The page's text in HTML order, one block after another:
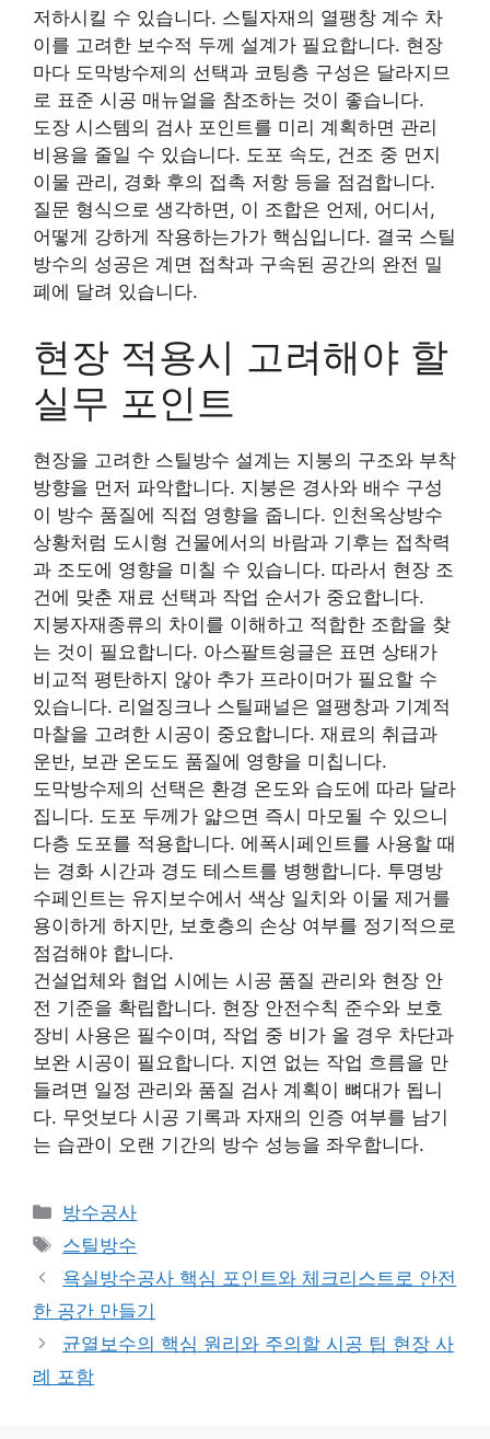
저하시킬 수 있습니다. 스틸자재의 열팽창 계수 차
이를 고려한 보수적 두께 설계가 필요합니다. 현장
마다 도막방수제의 선택과 코팅층 구성은 달라지므
로 표준 시공 매뉴얼을 참조하는 것이 좋습니다.
도장 시스템의 검사 포인트를 미리 계획하면 관리
비용을 줄일 수 있습니다. 도포 속도, 건조 중 먼지
이물 관리, 경화 후의 접촉 저항 등을 점검합니다.
질문 형식으로 생각하면, 이 조합은 언제, 어디서,
어떻게 강하게 작용하는가가 핵심입니다. 결국 스틸
방수의 성공은 계면 접착과 구속된 공간의 완전 밀
폐에 달려 있습니다.
현장 적용시 고려해야 할
실무 포인트
현장을 고려한 스틸방수 설계는 지붕의 구조와 부착
방향을 먼저 파악합니다. 지붕은 경사와 배수 구성
이 방수 품질에 직접 영향을 줍니다. 인천옥상방수
상황처럼 도시형 건물에서의 바람과 기후는 접착력
과 조도에 영향을 미칠 수 있습니다. 따라서 현장 조
건에 맞춘 재료 선택과 작업 순서가 중요합니다.
지붕자재종류의 차이를 이해하고 적합한 조합을 찾
는 것이 필요합니다. 아스팔트슁글은 표면 상태가
비교적 평탄하지 않아 추가 프라이머가 필요할 수
있습니다. 리얼징크나 스틸패널은 열팽창과 기계적
마찰을 고려한 시공이 중요합니다. 재료의 취급과
운반, 보관 온도도 품질에 영향을 미칩니다.
도막방수제의 선택은 환경 온도와 습도에 따라 달라
집니다. 도포 두께가 얇으면 즉시 마모될 수 있으니
다층 도포를 적용합니다. 에폭시페인트를 사용할 때
는 경화 시간과 경도 테스트를 병행합니다. 투명방
수페인트는 유지보수에서 색상 일치와 이물 제거를
용이하게 하지만, 보호층의 손상 여부를 정기적으로
점검해야 합니다.
건설업체와 협업 시에는 시공 품질 관리와 현장 안
전 기준을 확립합니다. 현장 안전수칙 준수와 보호
장비 사용은 필수이며, 작업 중 비가 올 경우 차단과
보완 시공이 필요합니다. 지연 없는 작업 흐름을 만
들려면 일정 관리와 품질 검사 계획이 뼈대가 됩니
다. 무엇보다 시공 기록과 자재의 인증 여부를 남기
는 습관이 오랜 기간의 방수 성능을 좌우합니다.
카
테
리
방수공사
태
그
스틸방수
욕실방수공사 핵심 포인트와 체크리스트로 안전
한 공간 만들기
균열보수의 핵심 원리와 주의할 시공 팁 현장 사
례 포함